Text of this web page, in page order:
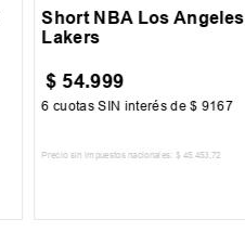
Short NBA Los Angeles
Lakers
$ 54.999
6 cuotas SIN interés de$ 9167
Precio sin impuestos nacionales: $ 45 453 ,72